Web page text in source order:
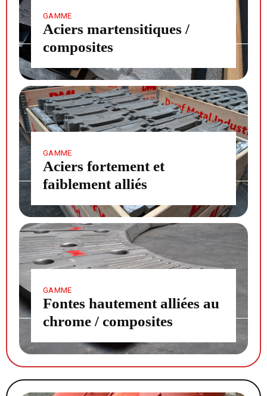
GAMME
Aciers martensitiques /
composites
GAMME
Aciers fortement et
faiblement alliés
GAMME
Fontes hautement alliées au
chrome / composites